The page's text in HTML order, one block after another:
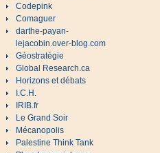
Codepink
Comaguer
darthe-payan-
lejacobin.over-blog.com
Géostratégie
Global Research.ca
Horizons et débats
I.C.H.
IRIB.fr
Le Grand Soir
Mécanopolis
Palestine Think Tank